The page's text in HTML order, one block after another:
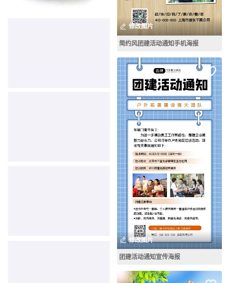
修改图片
简约风团建活动通知手机海报
修改图片
团建活动通知宣传海报